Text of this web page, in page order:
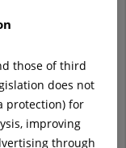
, levantándolo para
también agua y
la precaución de
que quede
those of third
does not
protection) for
improving
through